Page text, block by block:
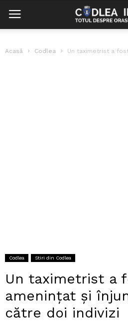
Acasă Codlea Un taximetrist a fost
Codlea Stiri din Codlea
Un taximetrist a
amenințat și
către doi indivizi